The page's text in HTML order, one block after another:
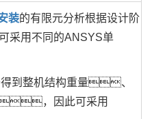
装的有限元分析根据设计阶
用不同的ANSYS单
到整机结构重量、
，因此可采用